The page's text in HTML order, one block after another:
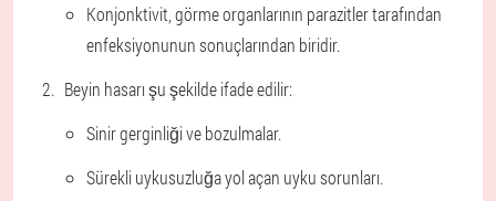
Konjonktivit, görme organlarının parazitler tarafından
enfeksiyonunun sonuçlarından biridir.
Beyin hasarı şu şekilde ifade edilir:
Sinir gerginliği ve bozulmalar.
Sürekli uykusuzluğa yol açan uyku sorunları.